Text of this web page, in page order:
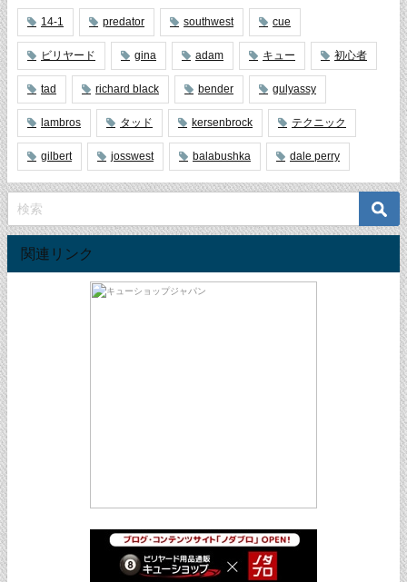
14-1 predator southwest cue
ビリヤード gina adam キュー 初心者
tad richard black bender gulyassy
lambros タッド kersenbrock テクニック
gilbert josswest balabushka dale perry
関連リンク